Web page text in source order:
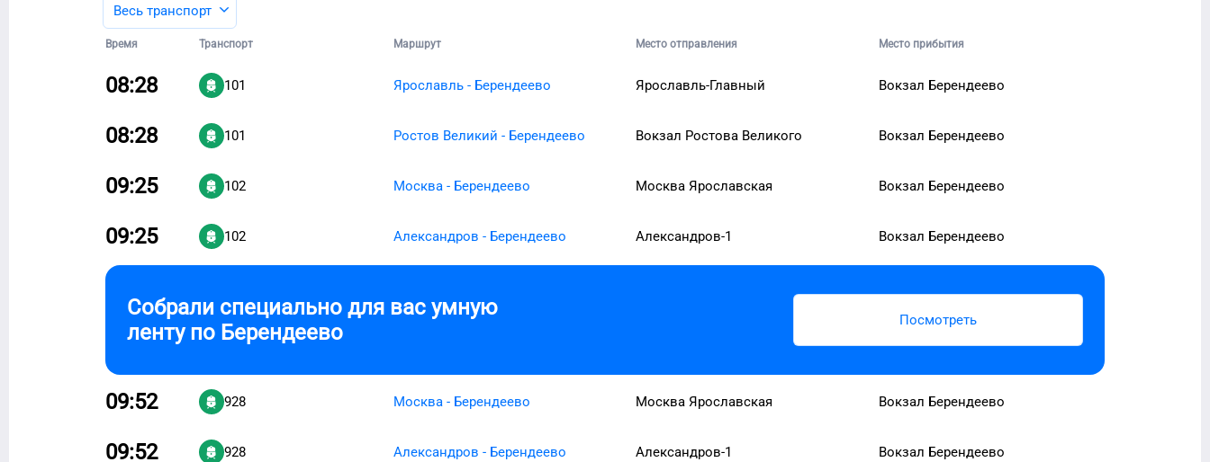
Весь транспорт
Время Транспорт Маршрут Место отправления Место прибытия
08:28 101 Ярославль - Берендеево Ярославль-Главный Вокзал Берендеево
08:28 101 Ростов Великий - Берендеево Вокзал Ростова Великого Вокзал Берендеево
09:25 102 Москва - Берендеево Москва Ярославская Вокзал Берендеево
09:25 102 Александров - Берендеево Александров-1 Вокзал Берендеево
Собрали специально для вас умную
ленту по Берендеево Посмотреть
09:52 928 Москва - Берендеево Москва Ярославская Вокзал Берендеево
09:52 928 Александров - Берендеево Александров-1 Вокзал Берендеево